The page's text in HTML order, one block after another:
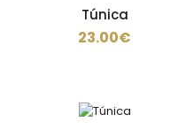
23.00€
Túnica
23.00€